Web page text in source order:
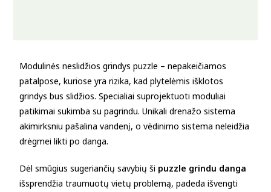
Modulinės neslidžios grindys puzzle – nepakeičiamos
patalpose, kuriose yra rizika, kad plytelėmis išklotos
grindys bus slidžios. Specialiai suprojektuoti moduliai
patikimai sukimba su pagrindu. Unikali drenažo sistema
akimirksniu pašalina vandenį, o vėdinimo sistema neleidžia
drėgmei likti po danga.
Dėl smūgius sugeriančių savybių ši puzzle grindu danga
išsprendžia traumuotų vietų problemą, padeda išvengti